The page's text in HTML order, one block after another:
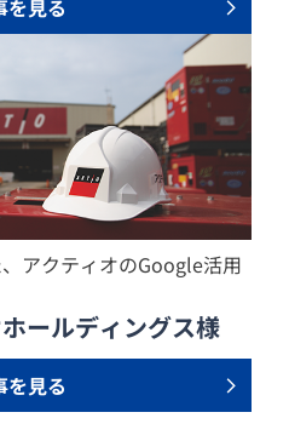
を見る
アクティオのGoogle活用
ールディングス様
を見る